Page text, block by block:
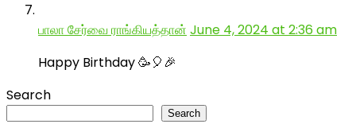
பாலா சேர்வை ராங்கியத்தான் June 4, 2024 at 2:36 am
Happy Birthday 🥳🎈🎉
Search
Search